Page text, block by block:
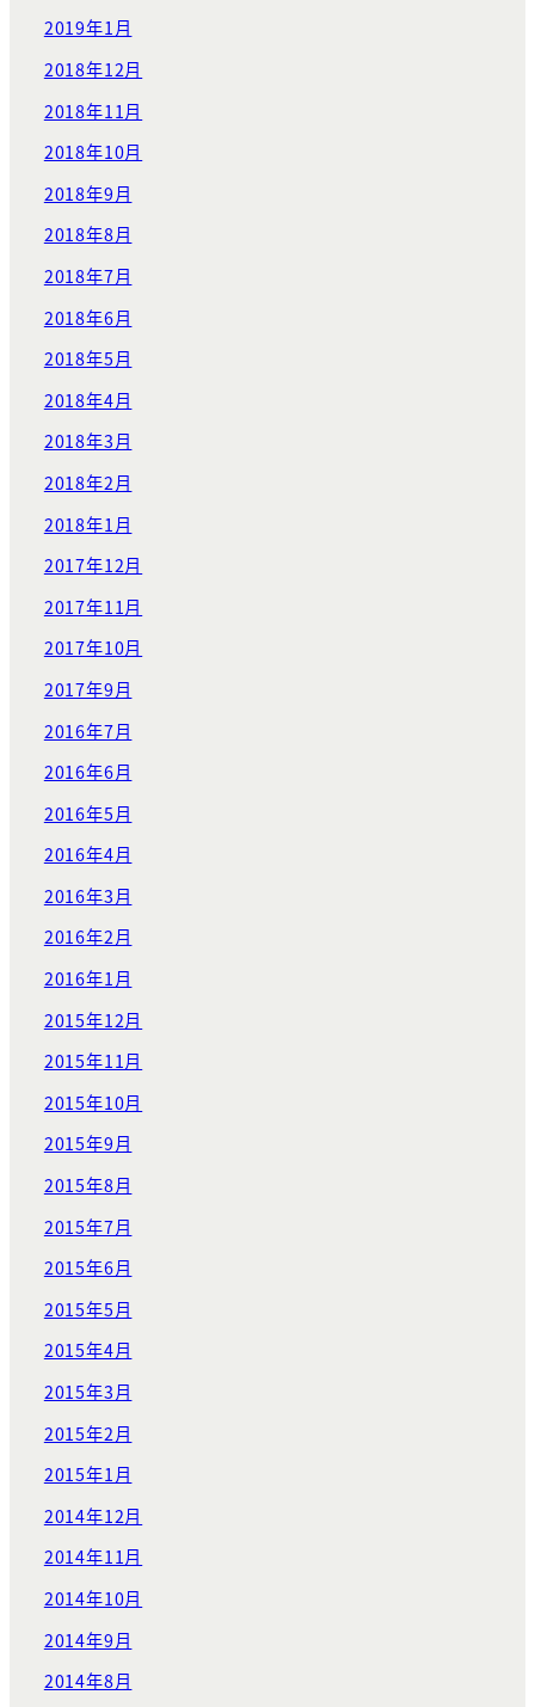
2019年1月
2018年12月
2018年11月
2018年10月
2018年9月
2018年8月
2018年7月
2018年6月
2018年5月
2018年4月
2018年3月
2018年2月
2018年1月
2017年12月
2017年11月
2017年10月
2017年9月
2016年7月
2016年6月
2016年5月
2016年4月
2016年3月
2016年2月
2016年1月
2015年12月
2015年11月
2015年10月
2015年9月
2015年8月
2015年7月
2015年6月
2015年5月
2015年4月
2015年3月
2015年2月
2015年1月
2014年12月
2014年11月
2014年10月
2014年9月
2014年8月